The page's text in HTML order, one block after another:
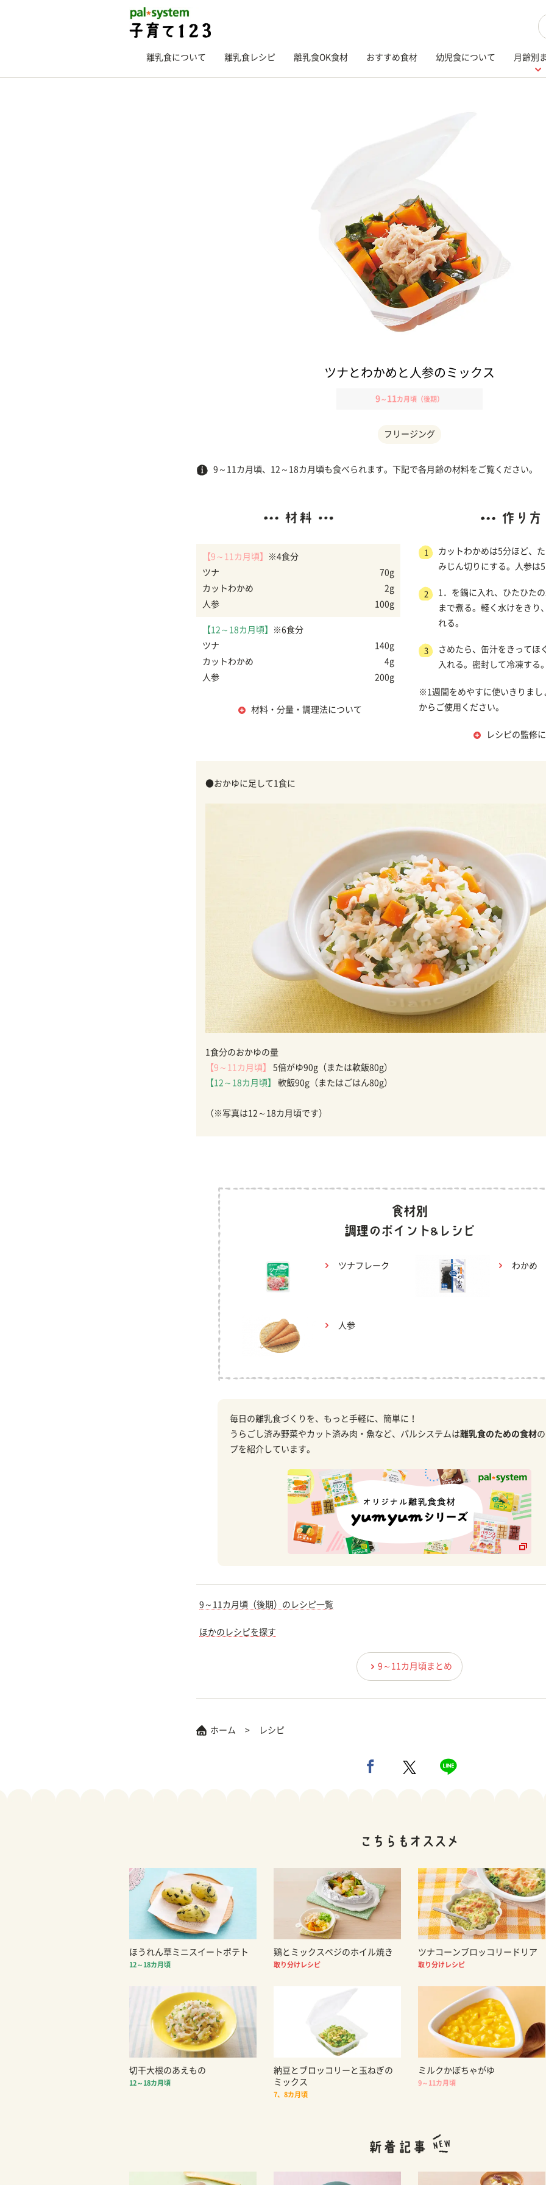
離乳食について 離乳食レシピ 離乳食OK食材 おすすめ食材 幼児食について 月齢別
ツナとわかめと人参のミックス
9～ 11 カ月頃（後期）
フリージング
9～11カ月頃、12～18カ月頃も食べられます。下記で各月齢の材料をご覧ください。
【9～11カ月頃】
※4食分
ツナ
カットわかめ
人参
70g
2g
100g
【12～18カ月頃】
※6食分
ツナ
カットわかめ
人参
140g
4g
200g
材料・分量・調理法について
1
カットわかめは5分ほど、
みじん切りにする。人参は
2
1．を鍋に入れ、ひたひた
まで煮る。軽く水けをきり
れる。
3
さめたら、缶汁をきってほ
入れる。密封して冷凍する。
※1週間をめやすに使いきりまし
からご使用ください。
レシピの監修
●おかゆに足して1食に
1食分のおかゆの量
【9～11カ月頃】
5倍がゆ90g（または軟飯80g）
【12～18カ月頃】
軟飯90g（またはごはん80g）
（※写真は12～18カ月頃です）
ツナフレーク わかめ
人参
毎日の離乳食づくりを、もっと手軽に、簡単に！
うらごし済み野菜やカット済み肉・魚など、パルシステムは離乳食のための食材
プを紹介しています。
9～11カ月頃（後期）のレシピ一覧
ほかのレシピを探す
9～11カ月頃まとめ
ホーム レシピ
ほうれん草ミニスイートポテト
12～18カ月頃
鶏とミックスベジのホイル焼き
取り分けレシピ
ツナコーンブロッコリードリア
取り分けレシピ
切干大根のあえもの
12～18カ月頃
納豆とブロッコリーと玉ねぎの
ミックス
7、8カ月頃
ミルクかぼちゃがゆ
9～11カ月頃